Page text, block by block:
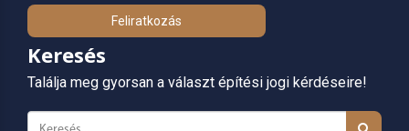
Feliratkozás
Keresés
Találja meg gyorsan a választ építési jogi kérdéseire!